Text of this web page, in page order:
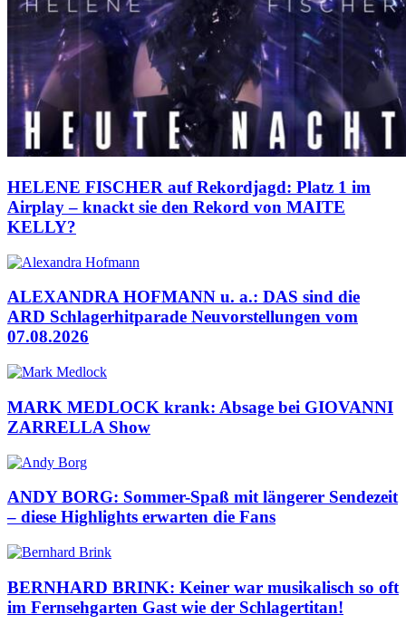
HELENE FISCHER auf Rekordjagd: Platz 1 im
Airplay – knackt sie den Rekord von MAITE
KELLY?
ALEXANDRA HOFMANN u. a.: DAS sind die
ARD Schlagerhitparade Neuvorstellungen vom
07.08.2026
MARK MEDLOCK krank: Absage bei GIOVANNI
ZARRELLA Show
ANDY BORG: Sommer-Spaß mit längerer Sendezeit
– diese Highlights erwarten die Fans
BERNHARD BRINK: Keiner war musikalisch so oft
im Fernsehgarten Gast wie der Schlagertitan!